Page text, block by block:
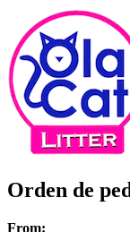
Orden de
From: